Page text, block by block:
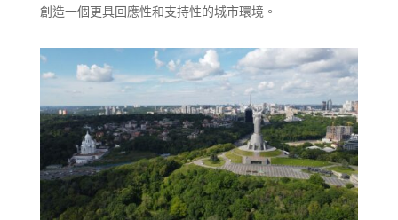
創造一個更具回應性和支持性的城市環境。
Español
日本語
한국어